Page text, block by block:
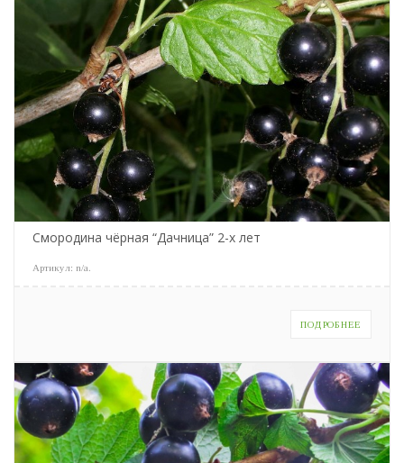
Смородина чёрная “Дачница” 2-х лет
Артикул: n/a
ПОДРОБНЕЕ